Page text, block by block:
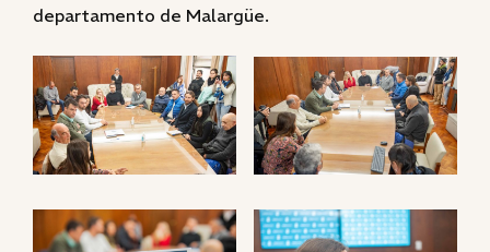
departamento de Malargüe.